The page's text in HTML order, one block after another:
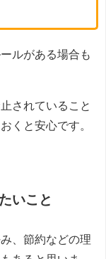
ルがある場合も
されていること
くと安心です。
いこと
、節約などの理